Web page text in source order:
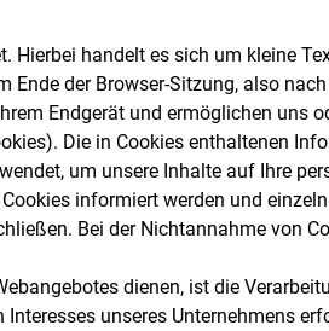
Hierbei handelt es sich um kleine
der Browser-Sitzung, also
Endgerät und ermöglichen uns
Die in Cookies enthaltenen
um unsere Inhalte auf Ihre
informiert werden und
Bei der Nichtannahme von
dienen, ist die
unseres Unternehmens